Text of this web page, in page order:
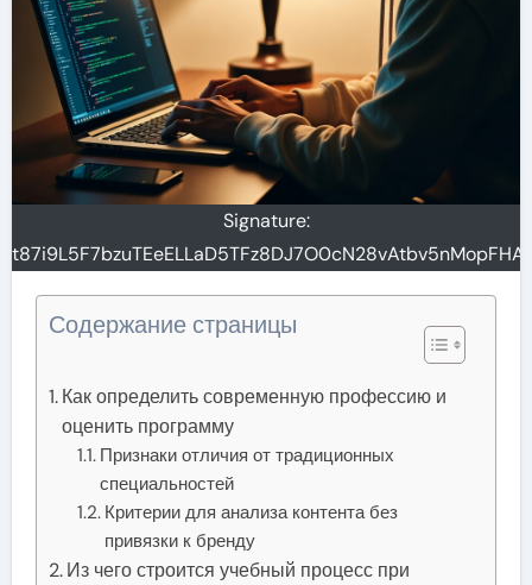
Signature:
Содержание страницы
Как определить современную профессию и
оценить программу
Признаки отличия от традиционных
специальностей
Критерии для анализа контента без
привязки к бренду
Из чего строится учебный процесс при